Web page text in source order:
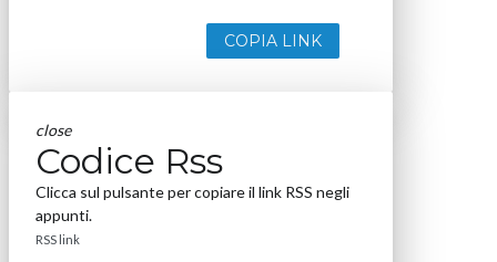
COPIA LINK
close
Codice Rss
Clicca sul pulsante per copiare il link RSS negli
appunti.
RSS link